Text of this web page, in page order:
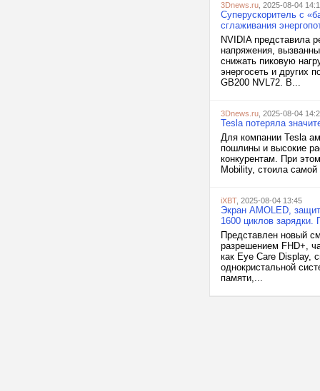
3Dnews.ru , 2025-08-04
Суперускоритель с
сглаживания
NVIDIA представила
напряжения,
снижать пиковую
энергосеть и других
GB200 NVL72. В...
3Dnews.ru , 2025-08-04
Tesla потеряла
Для компании Tesla
пошлины и высокие
конкурентам. При
Mobility, стоила самой
iXBT, 2025-08-04 13:45
Экран AMOLED,
1600 циклов зарядки.
Представлен новый
разрешением FHD+,
как Eye Care Display,
однокристальной
памяти,...